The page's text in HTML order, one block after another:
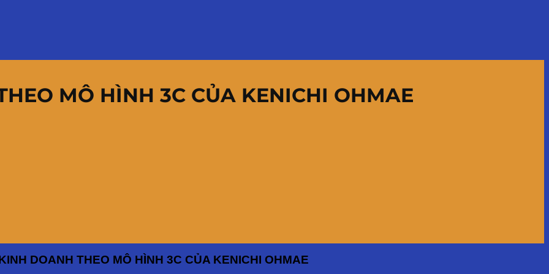
MÔ HÌNH 3C CỦA KENICHI OHMAE
DOANH THEO MÔ HÌNH 3C CỦA KENICHI OHMAE